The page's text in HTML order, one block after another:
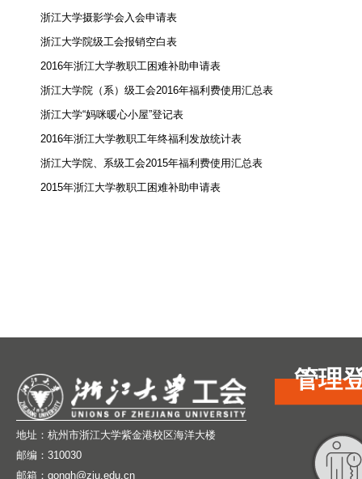
浙江大学摄影学会入会申请表
浙江大学院级工会报销空白表
2016年浙江大学教职工困难补助申请表
浙江大学院（系）级工会2016年福利费使用汇总表
浙江大学“妈咪暖心小屋”登记表
2016年浙江大学教职工年终福利发放统计表
浙江大学院、系级工会2015年福利费使用汇总表
2015年浙江大学教职工困难补助申请表
地址：杭州市浙江大学紫金港校区海洋大楼
邮编：310030
邮箱：gongh@zju.edu.cn
管理